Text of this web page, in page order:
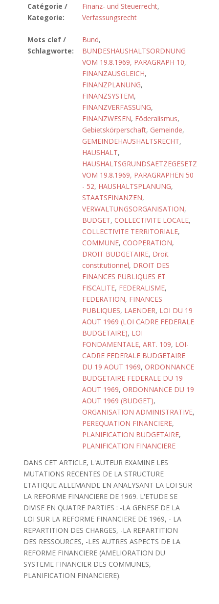
Catégorie /
Kategorie:
Finanz- und Steuerrecht,
Verfassungsrecht
Mots clef /
Schlagworte:
Bund,
BUNDESHAUSHALTSORDNUNG
VOM 19.8.1969, PARAGRAPH 10,
FINANZAUSGLEICH,
FINANZPLANUNG,
FINANZSYSTEM,
FINANZVERFASSUNG,
FINANZWESEN, Föderalismus,
Gebietskörperschaft, Gemeinde,
GEMEINDEHAUSHALTSRECHT,
HAUSHALT,
HAUSHALTSGRUNDSAETZEGESETZ
VOM 19.8.1969, PARAGRAPHEN 50
- 52, HAUSHALTSPLANUNG,
STAATSFINANZEN,
VERWALTUNGSORGANISATION,
BUDGET, COLLECTIVITE LOCALE,
COLLECTIVITE TERRITORIALE,
COMMUNE, COOPERATION,
DROIT BUDGETAIRE, Droit
constitutionnel, DROIT DES
FINANCES PUBLIQUES ET
FISCALITE, FEDERALISME,
FEDERATION, FINANCES
PUBLIQUES, LAENDER, LOI DU 19
AOUT 1969 (LOI CADRE FEDERALE
BUDGETAIRE), LOI
FONDAMENTALE, ART. 109, LOI-
CADRE FEDERALE BUDGETAIRE
DU 19 AOUT 1969, ORDONNANCE
BUDGETAIRE FEDERALE DU 19
AOUT 1969, ORDONNANCE DU 19
AOUT 1969 (BUDGET),
ORGANISATION ADMINISTRATIVE,
PEREQUATION FINANCIERE,
PLANIFICATION BUDGETAIRE,
PLANIFICATION FINANCIERE
DANS CET ARTICLE, L'AUTEUR EXAMINE LES
MUTATIONS RECENTES DE LA STRUCTURE
ETATIQUE ALLEMANDE EN ANALYSANT LA LOI SUR
LA REFORME FINANCIERE DE 1969. L'ETUDE SE
DIVISE EN QUATRE PARTIES : -LA GENESE DE LA
LOI SUR LA REFORME FINANCIERE DE 1969, - LA
REPARTITION DES CHARGES, -LA REPARTITION
DES RESSOURCES, -LES AUTRES ASPECTS DE LA
REFORME FINANCIERE (AMELIORATION DU
SYSTEME FINANCIER DES COMMUNES,
PLANIFICATION FINANCIERE).